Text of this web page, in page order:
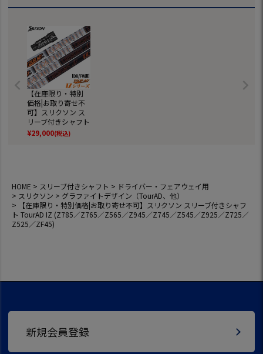
【在庫限り・特別
価格|お取り寄せ不
可】スリクソン ス
リーブ付きシャフト
TourAD IZ (Z785／
Z765／Z565／Z94
¥29,000(税込)
HOME スリーブ付きシャフト
ドライバー・フェアウェイ用
スリクソン
グラファイトデザイン（TourAD、他）
【在庫限り・特別価格|お取り寄せ不可】スリクソン スリーブ付きシャフ
ト TourAD IZ (Z785／Z765／Z565／Z945／Z745／Z545／Z925／Z725／
Z525／ZF45)
新規会員登録